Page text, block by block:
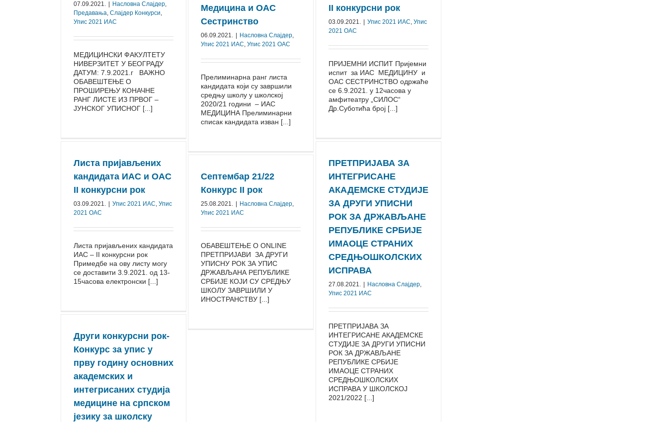
07.09.2021. Насловна Слајдер,
Предавања, Слајдер Конкурси,
Упис 2021 ИАС
МЕДИЦИНСКИ ФАКУЛТЕТУ
НИВЕРЗИТЕТ У БЕОГРАДУ
ДАТУМ: 7.9.2021.г ВАЖНО
ОБАВЕШТЕЊЕ О
ПРОШИРЕЊУ КОНАЧНЕ
РАНГ ЛИСТЕ ИЗ ПРВОГ –
ЈУНСКОГ УПИСНОГ [...]
Медицина и ОАС
Сестринство
06.09.2021. Насловна Слајдер,
Упис 2021 ИАС, Упис 2021 ОАС
Прелиминарна ранг листа
кандидата који су завршили
средњу школу у школској
2020/21 години – ИАС
МЕДИЦИНА Прелиминарни
списак кандидата изван [...]
II конкурсни рок
03.09.2021. Упис 2021 ИАС, Упис
2021 ОАС
ПРИЈЕМНИ ИСПИТ Пријемни
испит за ИАС МЕДИЦИНУ и
ОАС СЕСТРИНСТВО одржаће
се 6.9.2021. у 12часова у
амфитеатру „СИЛОС“
Др.Суботића број [...]
Листа пријављених
кандидата ИАС и ОАС
II конкурсни рок
03.09.2021. Упис 2021 ИАС, Упис
2021 ОАС
Листа пријављених кандидата
ИАС – II конкурсни рок
Примедбе на ову листу могу
се доставити 3.9.2021. од 13-
15часова електронски [...]
ПРЕТПРИЈАВА ЗА
ИНТЕГРИСАНЕ
АКАДЕМСКЕ СТУДИЈЕ
ЗА ДРУГИ УПИСНИ
РОК ЗА ДРЖАВЉАНЕ
РЕПУБЛИКЕ СРБИЈЕ
ИМАОЦЕ СТРАНИХ
СРЕДЊОШКОЛСКИХ
ИСПРАВА
27.08.2021. Насловна Слајдер,
Упис 2021 ИАС
ПРЕТПРИЈАВА ЗА
ИНТЕГРИСАНЕ АКАДЕМСКЕ
СТУДИЈЕ ЗА ДРУГИ УПИСНИ
РОК ЗА ДРЖАВЉАНЕ
РЕПУБЛИКЕ СРБИЈЕ
ИМАОЦЕ СТРАНИХ
СРЕДЊОШКОЛСКИХ
ИСПРАВА У ШКОЛСКОЈ
2021/2022 [...]
Септембар 21/22
Конкурс II рок
25.08.2021. Насловна Слајдер,
Упис 2021 ИАС
ОБАВЕШТЕЊЕ О ONLINE
ПРЕТПРИЈАВИ ЗА ДРУГИ
УПИСНУ РОК ЗА УПИС
ДРЖАВЉАНА РЕПУБЛИКЕ
СРБИЈЕ КОЈИ СУ СРЕДЊУ
ШКОЛУ ЗАВРШИЛИ У
ИНОСТРАНСТВУ [...]
Други конкурсни рок-
Конкурс за упис у
прву годину основних
академских и
интегрисаних студија
медицине на српском
језику за школску